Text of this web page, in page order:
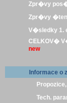
Zpr�vy
Zpr�vy
V�sledky 1.
CELKOV�
new
Informace o
Tech.